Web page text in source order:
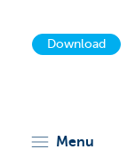
Download
menu